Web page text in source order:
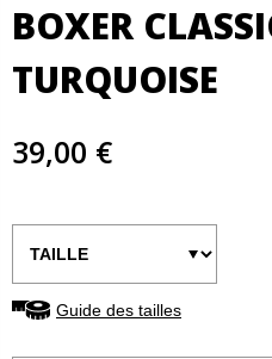
BOXER
TURQUOISE
39,00 €
Guide des tailles